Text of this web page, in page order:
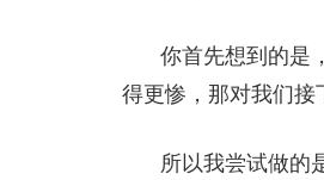
你首先想到的是
得更惨，那对我们接
所以我尝试做的